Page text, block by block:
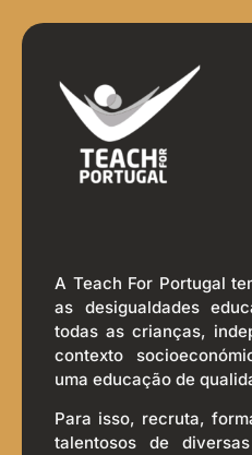
A Teach For Portugal
as desigualdades
todas as crianças,
contexto
uma educação de
Para isso, recruta,
talentosos de